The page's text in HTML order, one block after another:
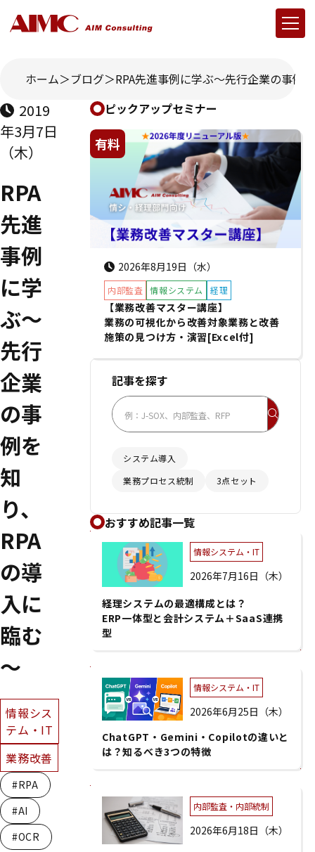
ホーム ブログ RPA先進事例に学ぶ～先行企業の事例
2019
年3月7日
（木）
RPA
先進
事例
に学
ぶ～
先行
企業
の事
例を
知
り、
RPA
の導
入に
臨む
～
情報シス
テム・IT
業務改善
#RPA
#AI
#OCR
ピックアップセミナー
有料
2026年8月19日（水）
内部監査 情報システム 経理
【業務改善マスター講座】
業務の可視化から改善対象業務と改善
施策の見つけ方・演習[Excel付]
記事を探す
システム導入
業務プロセス統制
3点セット
おすすめ記事一覧
情報システム・IT
2026年7月16日（木）
経理システムの最適構成とは？
ERP一体型と会計システム＋SaaS連携
型
情報システム・IT
2026年6月25日（木）
ChatGPT・Gemini・Copilotの違いと
は？知るべき3つの特徴
内部監査・内部統制
2026年6月18日（木）